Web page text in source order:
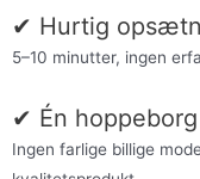
✔ Hurtig
5–10 minutter, ingen
✔ Én
Ingen farlige billige